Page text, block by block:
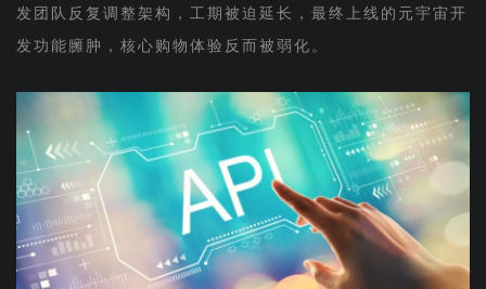
发团队反复调整架构，工期被迫延长，最终上线的元宇宙开
发功能臃肿，核心购物体验反而被弱化。